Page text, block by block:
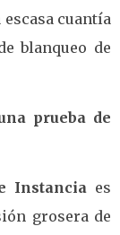
cuantía
blanqueo de
prueba de
Instanciaes
grosera de